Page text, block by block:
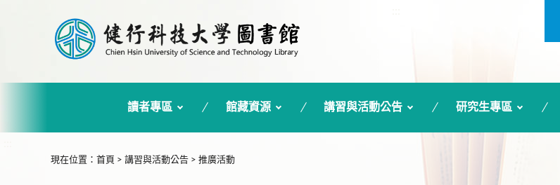
讀者專區 館藏資源 講習與活動公告 研究生專區
現在位置 ： 首頁 > 講習與活動公告 > 推廣活動